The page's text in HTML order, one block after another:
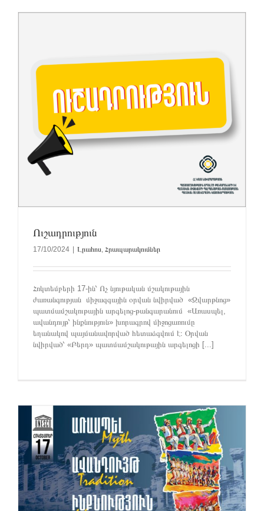
Ուշադրություն
17/10/2024 Լրահոս, Հրապարակումներ
Հոկտեմբերի 17-ին՝ Ոչ նյութական մշակութային
ժառանգության միջազգային օրվան նվիրված «Զվարթնոց»
պատմամշակութային արգելոց-թանգարանում «Առասպել,
ավանդույթ՝ ինքնություն» խորագրով միջոցառումը
եղանակով պայմանավորված հետաձգվում է։ Օրվան
նվիրված՝ «Բերդ» պատմամշակութային արգելոցի [...]